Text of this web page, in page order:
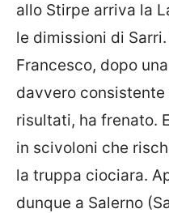
allo Stirpe arriva la
le dimissioni di
Francesco, dopo
davvero
risultati, ha frenato.
in scivoloni che
la truppa ciociara.
dunque a Salerno